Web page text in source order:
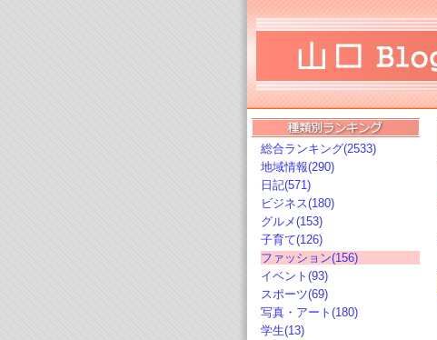
総合ランキング(2533)
地域情報(290)
日記(571)
ビジネス(180)
グルメ(153)
子育て(126)
ファッション(156)
イベント(93)
スポーツ(69)
写真・アート(180)
学生(13)